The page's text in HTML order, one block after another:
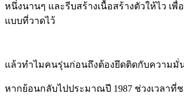
หนึ่งนานๆ และรีบสร้างเนื้อสร้างตัวให้ไว เ
แบบที่วาดไว้
แล้วทำไมคนรุ่นก่อนถึงต้องยึดติดกับความมั่
หากย้อนกลับไปประมาณปี 1987 ช่วงเวลาที่ช